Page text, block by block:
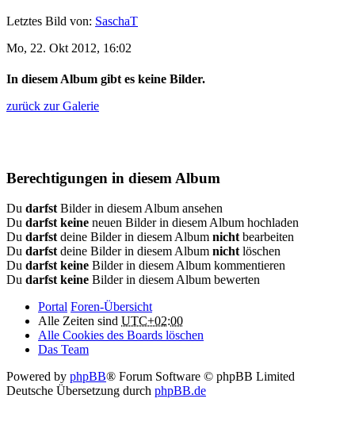
Letztes Bild von: SaschaT
Mo, 22. Okt 2012, 16:02
In diesem Album gibt es keine Bilder.
zurück zur Galerie
Berechtigungen in diesem Album
Du darfst Bilder in diesem Album ansehen
Du darfst keine neuen Bilder in diesem Album hochladen
Du darfst deine Bilder in diesem Album nicht bearbeiten
Du darfst deine Bilder in diesem Album nicht löschen
Du darfst keine Bilder in diesem Album kommentieren
Du darfst keine Bilder in diesem Album bewerten
Portal Foren-Übersicht
Alle Zeiten sind UTC+02:00
Alle Cookies des Boards löschen
Das Team
Powered by phpBB® Forum Software © phpBB Limited
Deutsche Übersetzung durch phpBB.de